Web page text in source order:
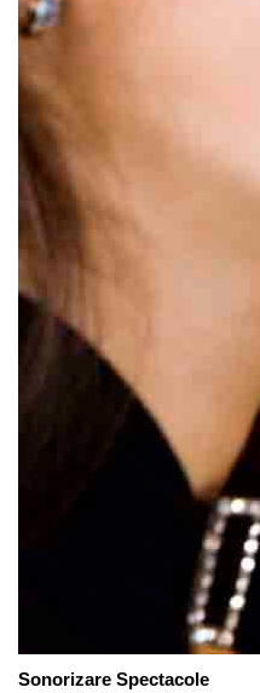
Sonorizare Spectacole